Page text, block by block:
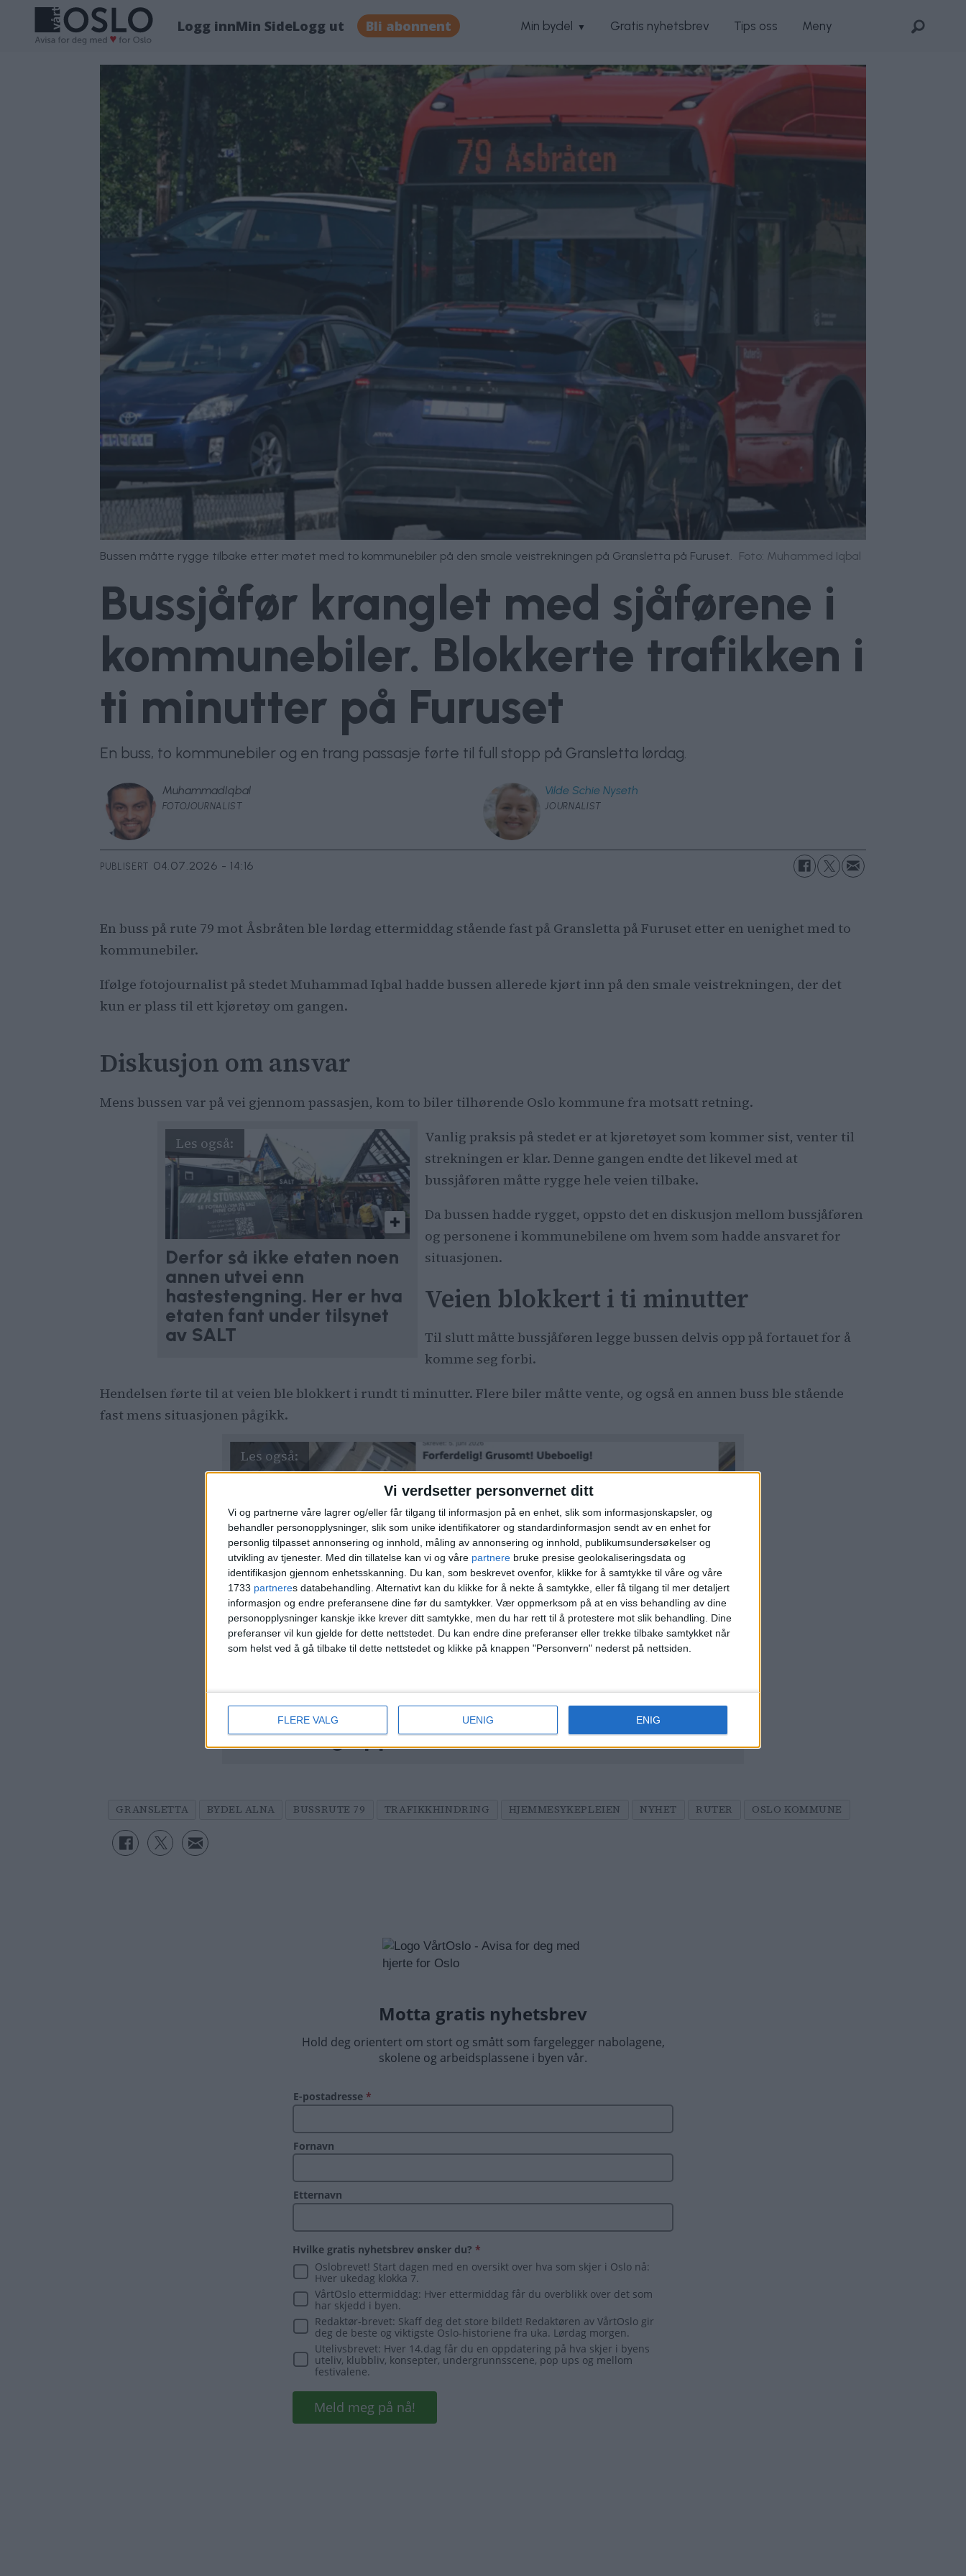
Vi verdsetter personvernet ditt
Vi og partnerne våre lagrer og/eller får tilgang til informasjon på en enhet, slik som informasjonskapsler, og
behandler personopplysninger, slik som unike identifikatorer og standardinformasjon sendt av en enhet for
personlig tilpasset annonsering og innhold, måling av annonsering og innhold, publikumsundersøkelser og
utvikling av tjenester. Med din tillatelse kan vi og våre partnere bruke presise geolokaliseringsdata og
identifikasjon gjennom enhetsskanning. Du kan, som beskrevet ovenfor, klikke for å samtykke til våre og våre
1733 partneres databehandling. Alternativt kan du klikke for å nekte å samtykke, eller få tilgang til mer detaljert
informasjon og endre preferansene dine før du samtykker. Vær oppmerksom på at en viss behandling av dine
personopplysninger kanskje ikke krever ditt samtykke, men du har rett til å protestere mot slik behandling. Dine
preferanser vil kun gjelde for dette nettstedet. Du kan endre dine preferanser eller trekke tilbake samtykket når
som helst ved å gå tilbake til dette nettstedet og klikke på knappen "Personvern" nederst på nettsiden.
FLERE VALG UENIG ENIG
Logg innMin SideLogg ut Bli abonnent Min bydel Gratis nyhetsbrev Tips oss Meny
Bussen måtte rygge tilbake etter møtet med to kommunebiler på den smale veistrekningen på Gransletta på Furuset. Foto: Muhammed Iqbal
Bussjåfør kranglet med sjåførene i
kommunebiler. Blokkerte trafikken i
ti minutter på Furuset
En buss, to kommunebiler og en trang passasje førte til full stopp på Gransletta lørdag.
MuhammadIqbal
FOTOJOURNALIST
Vilde Schie Nyseth
JOURNALIST
PUBLISERT 04.07.2026 - 14:16
En buss på rute 79 mot Åsbråten ble lørdag ettermiddag stående fast på Gransletta på Furuset etter en uenighet med to
kommunebiler.
Ifølge fotojournalist på stedet Muhammad Iqbal hadde bussen allerede kjørt inn på den smale veistrekningen, der det
kun er plass til ett kjøretøy om gangen.
Diskusjon om ansvar
Mens bussen var på vei gjennom passasjen, kom to biler tilhørende Oslo kommune fra motsatt retning.
Derfor så ikke etaten noen
annen utvei enn
hastestengning. Her er hva
etaten fant under tilsynet
av SALT
Vanlig praksis på stedet er at kjøretøyet som kommer sist, venter til
strekningen er klar. Denne gangen endte det likevel med at
bussjåføren måtte rygge hele veien tilbake.
Da bussen hadde rygget, oppsto det en diskusjon mellom bussjåføren
og personene i kommunebilene om hvem som hadde ansvaret for
situasjonen.
Veien blokkert i ti minutter
Til slutt måtte bussjåføren legge bussen delvis opp på fortauet for å
komme seg forbi.
Hendelsen førte til at veien ble blokkert i rundt ti minutter. Flere biler måtte vente, og også en annen buss ble stående
fast mens situasjonen pågikk.
Et hav av dårlige anmeldelser preger
utleiegården på Booking.com: – Ekstremt
forferdelig opplevelse. IKKE BO HER!
GRANSLETTA BYDEL ALNA BUSSRUTE 79 TRAFIKKHINDRING HJEMMESYKEPLEIEN NYHET RUTER OSLO KOMMUNE